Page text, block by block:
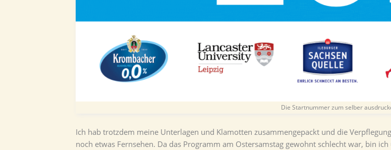
Die Startnummer zum selber
Ich hab trotzdem meine Unterlagen und Klamotten zusammengepackt und die
noch etwas Fernsehen. Da das Programm am Ostersamstag gewohnt schlecht war, bin